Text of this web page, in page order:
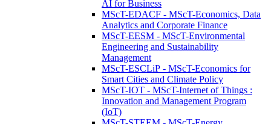
AI for Business
MScT-EDACF - MScT-Economics, Data
Analytics and Corporate Finance
MScT-EESM - MScT-Environmental
Engineering and Sustainability
Management
MScT-ESCLiP - MScT-Economics for
Smart Cities and Climate Policy
MScT-IOT - MScT-Internet of Things :
Innovation and Management Program
(IoT)